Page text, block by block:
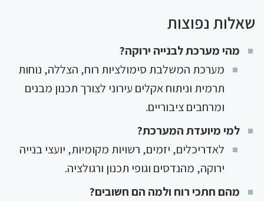
שאלות נפוצות
מהי מערכת לבנייה ירוקה?
מערכת המשלבת סימולציות רוח, הצללה, נוחות
תרמית וניתוח אקלים עירוני לצורך תכנון מבנים
ומרחבים ציבוריים.
למי מיועדת המערכת?
לאדריכלים, יזמים, רשויות מקומיות, יועצי בנייה
ירוקה, מהנדסים וגופי תכנון ורגולציה.
מהם חתכי רוח ולמה הם חשובים?